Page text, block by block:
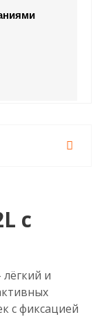
с
лёгкий и
с фиксацией